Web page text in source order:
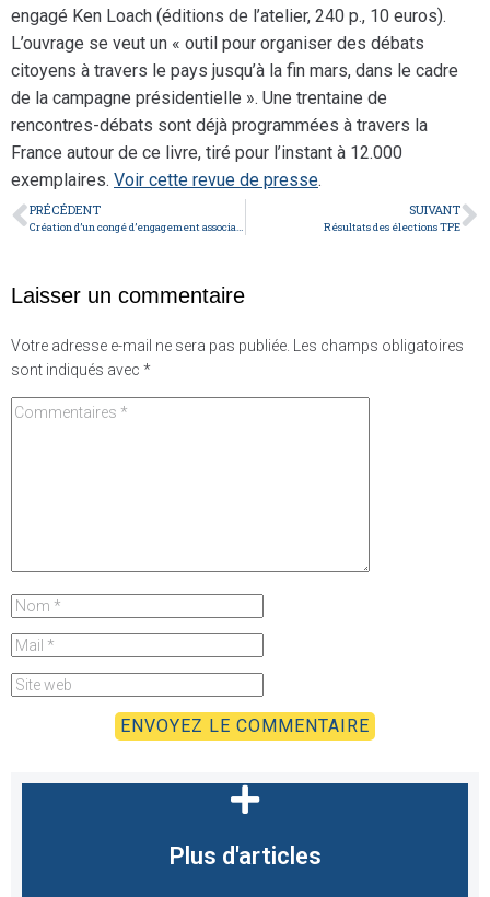
engagé Ken Loach (éditions de l’atelier, 240 p., 10 euros).
L’ouvrage se veut un « outil pour organiser des débats
citoyens à travers le pays jusqu’à la fin mars, dans le cadre
de la campagne présidentielle ». Une trentaine de
rencontres-débats sont déjà programmées à travers la
France autour de ce livre, tiré pour l’instant à 12.000
exemplaires. Voir cette revue de presse.
PRÉCÉDENT SUIVANT
Résultats des élections TPE
Laisser un commentaire
Votre adresse e-mail ne sera pas publiée.
Les champs obligatoires
sont indiqués avec *
Plus d'articles